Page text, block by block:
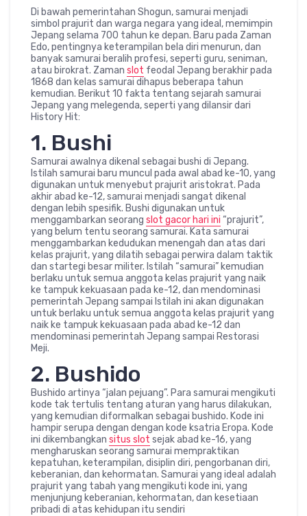
Di bawah pemerintahan Shogun, samurai menjadi
simbol prajurit dan warga negara yang ideal, memimpin
Jepang selama 700 tahun ke depan. Baru pada Zaman
Edo, pentingnya keterampilan bela diri menurun, dan
banyak samurai beralih profesi, seperti guru, seniman,
atau birokrat. Zaman slot feodal Jepang berakhir pada
1868 dan kelas samurai dihapus beberapa tahun
kemudian. Berikut 10 fakta tentang sejarah samurai
Jepang yang melegenda, seperti yang dilansir dari
History Hit:
1. Bushi
Samurai awalnya dikenal sebagai bushi di Jepang.
Istilah samurai baru muncul pada awal abad ke-10, yang
digunakan untuk menyebut prajurit aristokrat. Pada
akhir abad ke-12, samurai menjadi sangat dikenal
dengan lebih spesifik. Bushi digunakan untuk
menggambarkan seorang slot gacor hari ini “prajurit”,
yang belum tentu seorang samurai. Kata samurai
menggambarkan kedudukan menengah dan atas dari
kelas prajurit, yang dilatih sebagai perwira dalam taktik
dan startegi besar militer. Istilah “samurai” kemudian
berlaku untuk semua anggota kelas prajurit yang naik
ke tampuk kekuasaan pada ke-12, dan mendominasi
pemerintah Jepang sampai Istilah ini akan digunakan
untuk berlaku untuk semua anggota kelas prajurit yang
naik ke tampuk kekuasaan pada abad ke-12 dan
mendominasi pemerintah Jepang sampai Restorasi
Meji.
2. Bushido
Bushido artinya “jalan pejuang”. Para samurai mengikuti
kode tak tertulis tentang aturan yang harus dilakukan,
yang kemudian diformalkan sebagai bushido. Kode ini
hampir serupa dengan dengan kode ksatria Eropa. Kode
ini dikembangkan situs slot sejak abad ke-16, yang
mengharuskan seorang samurai mempraktikan
kepatuhan, keterampilan, disiplin diri, pengorbanan diri,
keberanian, dan kehormatan. Samurai yang ideal adalah
prajurit yang tabah yang mengikuti kode ini, yang
menjunjung keberanian, kehormatan, dan kesetiaan
pribadi di atas kehidupan itu sendiri